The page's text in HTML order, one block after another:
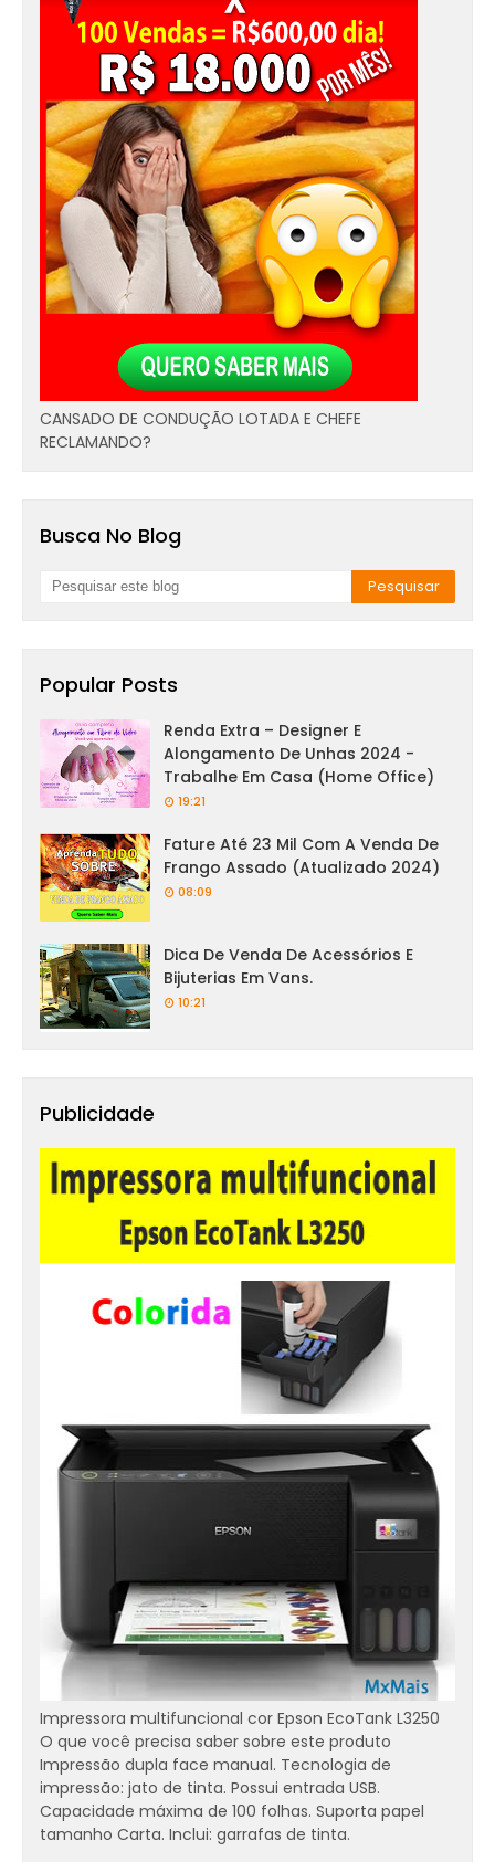
CANSADO DE CONDUÇÃO LOTADA E CHEFE
RECLAMANDO?
Busca No Blog
Popular Posts
Renda Extra – Designer E
Alongamento De Unhas 2024 -
Trabalhe Em Casa (Home Office)
19:21
Fature Até 23 Mil Com A Venda De
Frango Assado (Atualizado 2024)
08:09
Dica De Venda De Acessórios E
Bijuterias Em Vans.
10:21
Publicidade
Impressora multifuncional cor Epson EcoTank L3250
O que você precisa saber sobre este produto
Impressão dupla face manual. Tecnologia de
impressão: jato de tinta. Possui entrada USB.
Capacidade máxima de 100 folhas. Suporta papel
tamanho Carta. Inclui: garrafas de tinta.